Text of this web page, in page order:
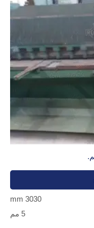
3030 mm
5 مم